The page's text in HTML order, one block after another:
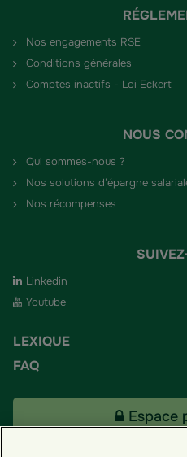
Nos engagements RSE
Conditions générales
Comptes inactifs - Loi Eckert
NOUS
Qui sommes-nous ?
Nos solutions d’épargne
Nos récompenses
Linkedin
Youtube
LEXIQUE
FAQ
Espace